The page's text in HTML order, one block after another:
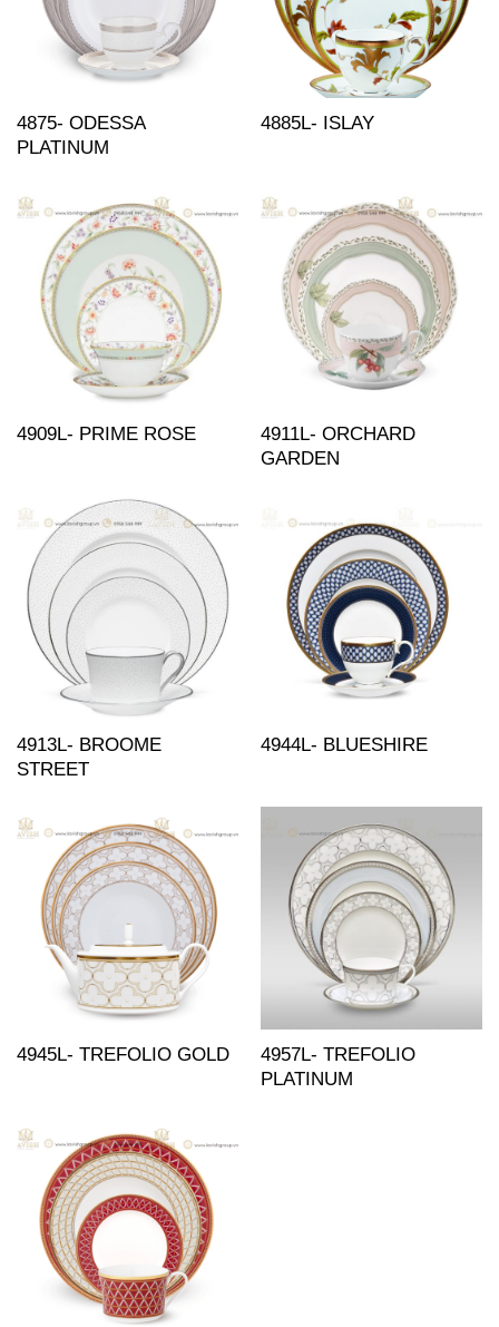
4875- ODESSA
PLATINUM
4885L- ISLAY
4909L- PRIME ROSE
4911L- ORCHARD
GARDEN
4913L- BROOME
STREET
4944L- BLUESHIRE
4945L- TREFOLIO GOLD
4957L- TREFOLIO
PLATINUM